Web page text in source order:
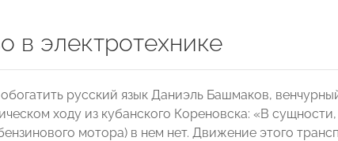
в электротехнике
русский язык Даниэль Башмаков,
ходу из кубанского Кореновска: «В
мотора) в нем нет. Движение этого